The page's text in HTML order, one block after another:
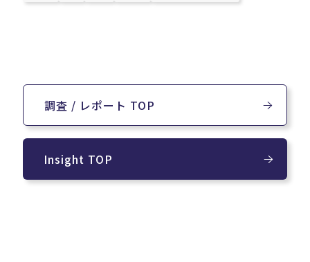
調査 / レポート TOP
Insight TOP